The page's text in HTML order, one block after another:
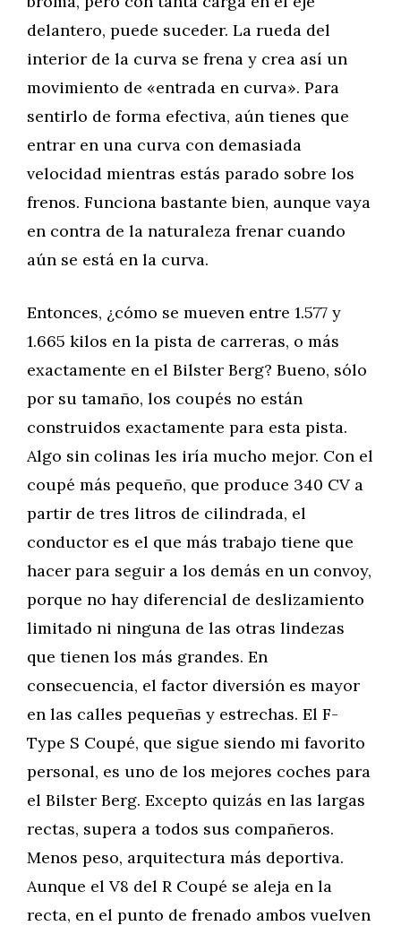
delantero, puede suceder. La rueda del
interior de la curva se frena y crea así un
movimiento de «entrada en curva». Para
sentirlo de forma efectiva, aún tienes que
entrar en una curva con demasiada
velocidad mientras estás parado sobre los
frenos. Funciona bastante bien, aunque vaya
en contra de la naturaleza frenar cuando
aún se está en la curva.
Entonces, ¿cómo se mueven entre 1.577 y
1.665 kilos en la pista de carreras, o más
exactamente en el Bilster Berg? Bueno, sólo
por su tamaño, los coupés no están
construidos exactamente para esta pista.
Algo sin colinas les iría mucho mejor. Con el
coupé más pequeño, que produce 340 CV a
partir de tres litros de cilindrada, el
conductor es el que más trabajo tiene que
hacer para seguir a los demás en un convoy,
porque no hay diferencial de deslizamiento
limitado ni ninguna de las otras lindezas
que tienen los más grandes. En
consecuencia, el factor diversión es mayor
en las calles pequeñas y estrechas. El F-
Type S Coupé, que sigue siendo mi favorito
personal, es uno de los mejores coches para
el Bilster Berg. Excepto quizás en las largas
rectas, supera a todos sus compañeros.
Menos peso, arquitectura más deportiva.
Aunque el V8 del R Coupé se aleja en la
recta, en el punto de frenado ambos vuelven